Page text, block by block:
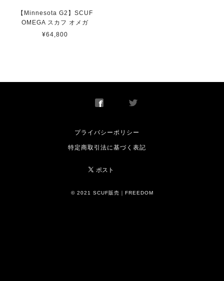
2022/05/24
【Minnesota G2】SCUF
OMEGA スカフ オメガ
¥64,800
プライバシーポリシー
特定商取引法に基づく表記
© 2021 SCUF販売｜FREEDOM